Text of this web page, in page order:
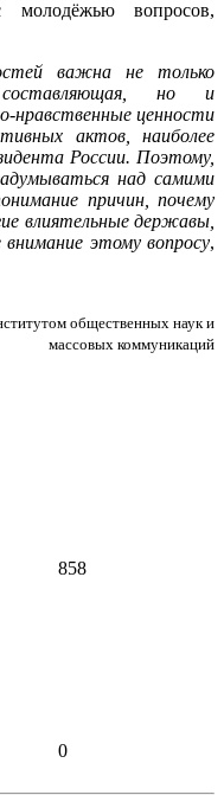
молодёжью вопросов,
важна не только
составляющая, но и
нравственные ценности
актов, наиболее
России. Поэтому,
над самими
причин, почему
влиятельные державы,
внимание этому вопросу,
общественных наук и
массовых коммуникаций
858
0